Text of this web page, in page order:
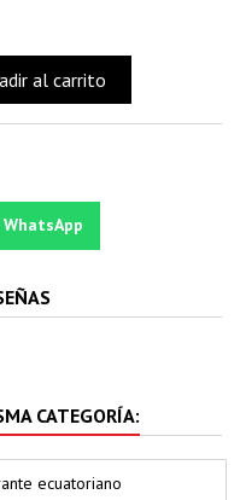
al carrito
CATEGORÍA: